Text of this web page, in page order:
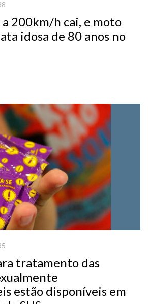
200km/h cai, e moto
idosa de 80 anos no
tratamento das
estão disponíveis em
SUS